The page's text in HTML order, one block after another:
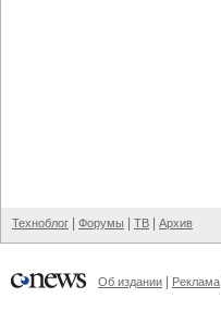
Техноблог Форумы ТВ Архив
Об издании Реклама